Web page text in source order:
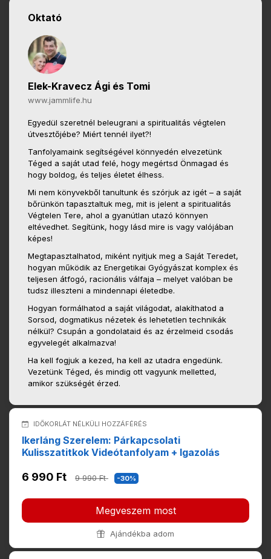
Oktató
Elek-Kravecz Ági és Tomi
www.jammlife.hu
Egyedül szeretnél beleugrani a spiritualitás végtelen
útvesztőjébe? Miért tennél ilyet?!
Tanfolyamaink segítségével könnyedén elvezetünk
Téged a saját utad felé, hogy megértsd Önmagad és
hogy boldog, és teljes életet élhess.
Mi nem könyvekből tanultunk és szórjuk az igét – a saját
bőrünkön tapasztaltuk meg, mit is jelent a spiritualitás
Végtelen Tere, ahol a gyanútlan utazó könnyen
eltévedhet. Segítünk, hogy lásd mire is vagy valójában
képes!
Megtapasztalhatod, miként nyitjuk meg a Saját Teredet,
hogyan működik az Energetikai Gyógyászat komplex és
teljesen átfogó, racionális válfaja – melyet valóban be
tudsz illeszteni a mindennapi életedbe.
Hogyan formálhatod a saját világodat, alakíthatod a
Sorsod, dogmatikus nézetek és lehetetlen technikák
nélkül? Csupán a gondolataid és az érzelmeid csodás
egyvelegét alkalmazva!
Ha kell fogjuk a kezed, ha kell az utadra engedünk.
Vezetünk Téged, és mindig ott vagyunk melletted,
amikor szükségét érzed.
IDŐKORLÁT NÉLKÜLI HOZZÁFÉRÉS
Ikerláng Szerelem: Párkapcsolati
Kulisszatitkok Videótanfolyam + Igazolás
6 990 Ft 9 990 Ft -30%
Megveszem most
Ajándékba adom